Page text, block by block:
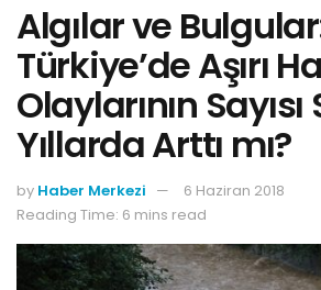
Algılar ve
Türkiye’de Aşırı
Olaylarının Sayısı
Yıllarda Arttı mı?
by Haber Merkezi
6 Haziran 2018
Reading Time: 6 mins read